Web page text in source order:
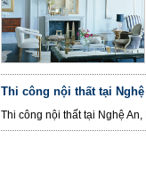
Thi công nội thất tại
Thi công nội thất tại Nghệ An,